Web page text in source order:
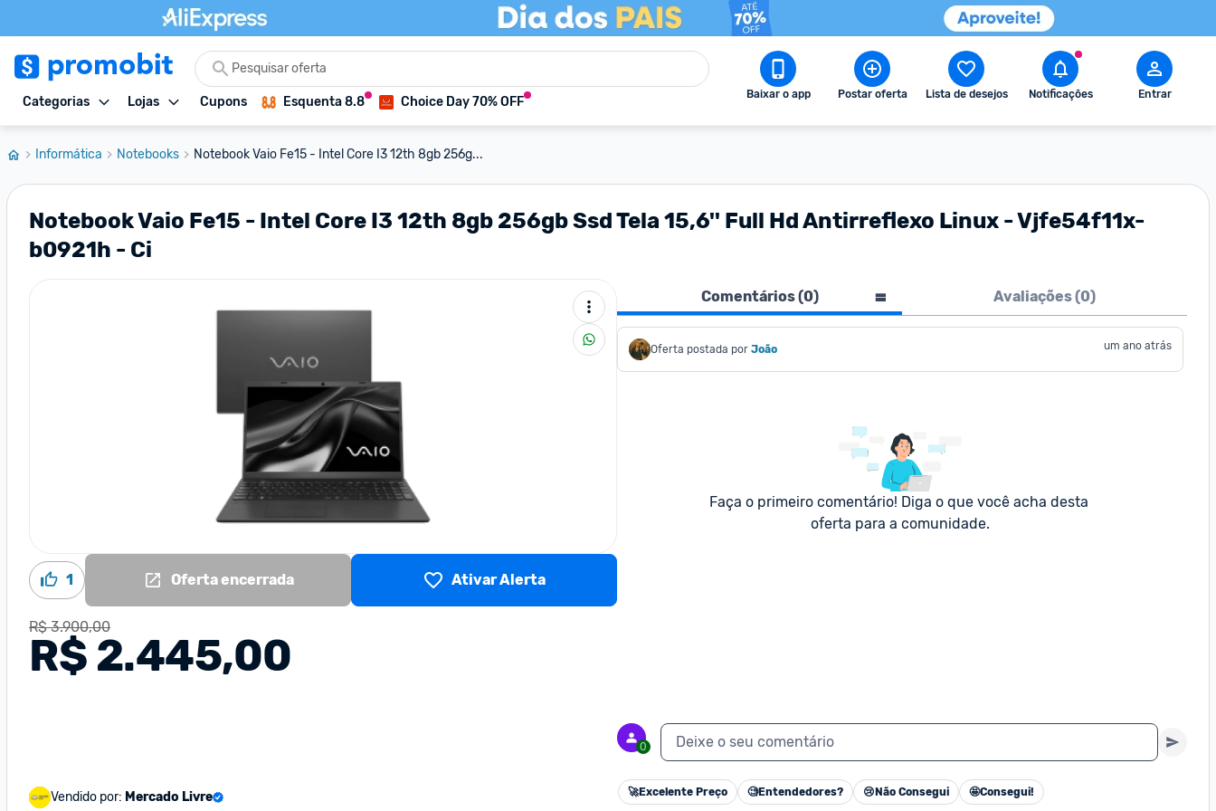
Categorias Lojas Cupons Esquenta 8.8 Choice Day 70% OFF Baixar o app Postar oferta Lista de desejos Notificações Entrar
Informática Notebooks Notebook Vaio Fe15 - Intel Core I3 12th 8gb 256g...
Notebook Vaio Fe15 - Intel Core I3 12th 8gb 256gb Ssd Tela 15,6'' Full Hd Antirreflexo Linux - Vjfe54f11x-
b0921h - Ci
1 Oferta encerrada Ativar Alerta
R$ 3.900,00
R$ 2.445,00
Vendido por: Mercado Livre
Comentários (0) Avaliações (0)
Oferta postada por João um ano atrás
Faça o primeiro comentário! Diga o que você acha desta
oferta para a comunidade.
0 Deixe o seu comentário
🚀Excelente Preço 🧐Entendedores? 😢 Não Consegui 🤩Consegui!